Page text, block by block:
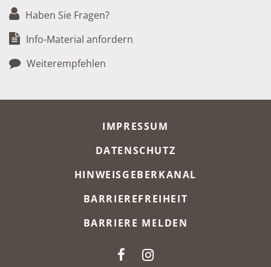
Haben Sie Fragen?
Info-Material anfordern
Weiterempfehlen
IMPRESSUM
DATENSCHUTZ
HINWEISGEBERKANAL
BARRIEREFREIHEIT
BARRIERE MELDEN